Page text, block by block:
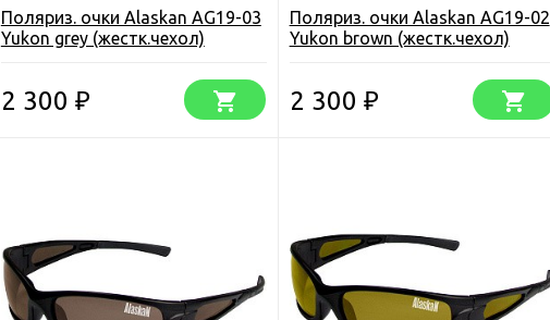
Поляриз. очки Alaskan AG19-03
Yukon grey (жестк.чехол)
2 300 ₽
Поляриз. очки Alaskan AG19-02
Yukon brown (жестк.чехол)
2 300 ₽